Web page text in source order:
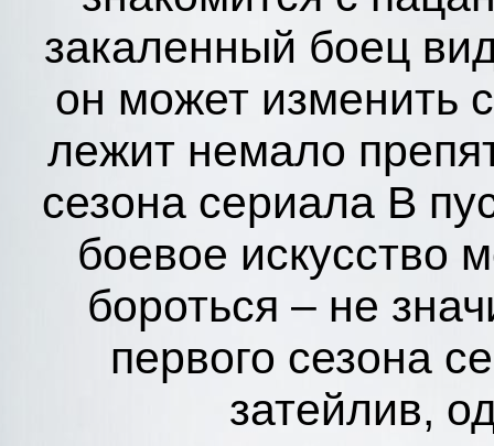
закаленный боец
он может изменить
лежит немало
сезона сериала В
боевое искусство
бороться – не
первого сезона
затейлив,